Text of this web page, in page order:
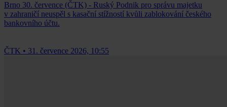
Brno 30. července (ČTK) - Ruský Podnik pro správu majetku
v zahraničí neuspěl s kasační stížností kvůli zablokování českého
bankovního účtu.
ČTK • 31. července 2026, 10:55